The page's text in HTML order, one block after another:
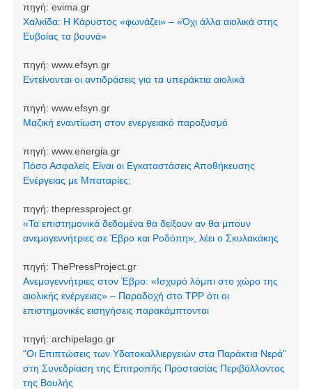
πηγή: evima.gr
Χαλκίδα: Η Κάρυστος «φωνάζει» – «Όχι άλλα αιολικά στης
Ευβοίας τα βουνά»
πηγή: www.efsyn.gr
Εντείνονται οι αντιδράσεις για τα υπεράκτια αιολικά
πηγή: www.efsyn.gr
Μαζική εναντίωση στον ενεργειακό παροξυσμό
πηγή: www.energia.gr
Πόσο Ασφαλείς Είναι οι Εγκαταστάσεις Αποθήκευσης
Ενέργειας με Μπαταρίες;
πηγή: thepressproject.gr
«Τα επιστημονικά δεδομένα θα δείξουν αν θα μπουν
ανεμογεννήτριες σε Έβρο και Ροδόπη», λέει ο Σκυλακάκης
πηγή: ThePressProject.gr
Ανεμογεννήτριες στον Έβρο: «Ισχυρό λόμπι στο χώρο της
αιολικής ενέργειας» – Παραδοχή στο TPP ότι οι
επιστημονικές εισηγήσεις παρακάμπτονται
πηγή: archipelago.gr
“Οι Επιπτώσεις των Υδατοκαλλιεργειών στα Παράκτια Νερά”
στη Συνεδρίαση της Επιτροπής Προστασίας Περιβάλλοντος
της Βουλής